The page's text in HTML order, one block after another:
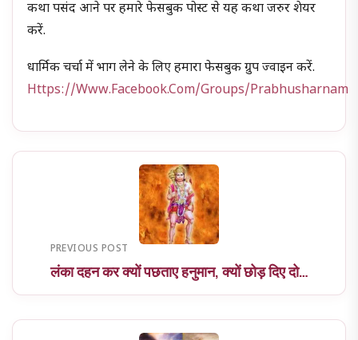
कथा पसंद आने पर हमारे फेसबुक पोस्ट से यह कथा जरुर शेयर
करें.
धार्मिक चर्चा में भाग लेने के लिए हमारा फेसबुक ग्रुप ज्वाइन करें.
Https://www.facebook.com/groups/prabhusharnam
PREVIOUS POST
लंका दहन कर क्यों पछताए हनुमान, क्यों छोड़ दिए दो…